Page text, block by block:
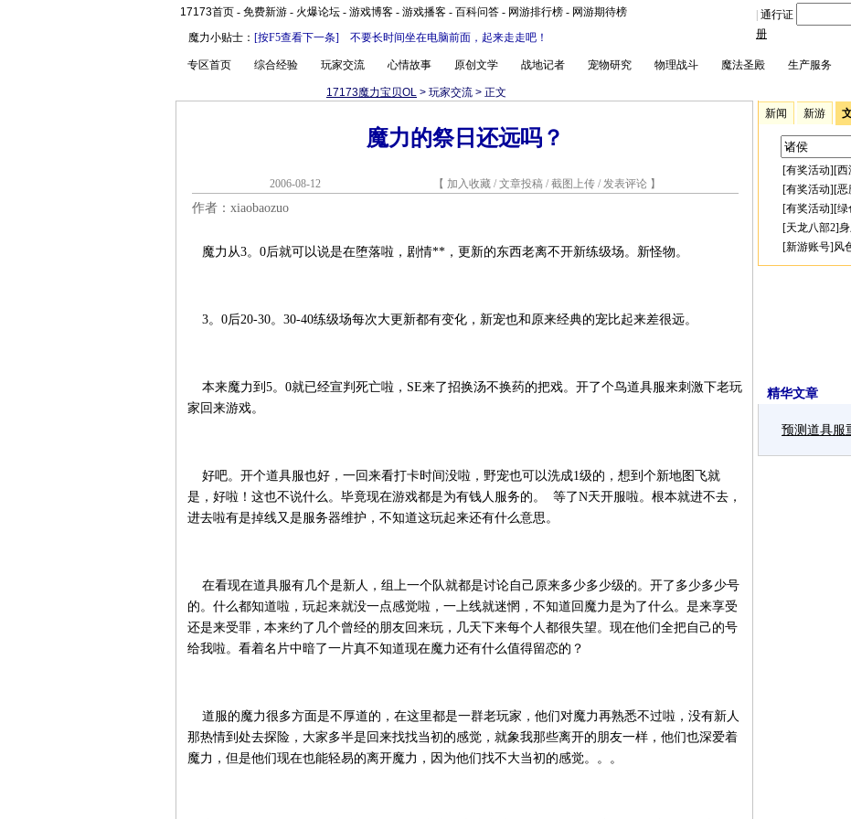
17173首页 - 免费新游 - 火爆论坛 - 游戏博客 - 游戏播客 - 百科问答 - 网游排行榜 - 网游期待榜 通行证
册
魔力小贴士： [按F5查看下一条] 不要长时间坐在电脑前面，起来走走吧！
专区首页 综合经验 玩家交流 心情故事 原创文学 战地记者 宠物研究 物理战斗 魔法圣殿 生产服务
17173魔力宝贝OL > 玩家交流 > 正文
魔力的祭日还远吗？
2006-08-12 【 加入收藏 / 文章投稿 / 截图上传 / 发表评论 】
作者：xiaobaozuo
魔力从3。0后就可以说是在堕落啦，剧情**，更新的东西老离不开新练级场。新怪物。
3。0后20-30。30-40练级场每次大更新都有变化，新宠也和原来经典的宠比起来差很远。
本来魔力到5。0就已经宣判死亡啦，SE来了招换汤不换药的把戏。开了个鸟道具服来刺激下老玩
家回来游戏。
好吧。开个道具服也好，一回来看打卡时间没啦，野宠也可以洗成1级的，想到个新地图飞就
是，好啦！这也不说什么。毕竟现在游戏都是为有钱人服务的。 等了N天开服啦。根本就进不去，
进去啦有是掉线又是服务器维护，不知道这玩起来还有什么意思。
在看现在道具服有几个是新人，组上一个队就都是讨论自己原来多少多少级的。开了多少多少号
的。什么都知道啦，玩起来就没一点感觉啦，一上线就迷惘，不知道回魔力是为了什么。是来享受
还是来受罪，本来约了几个曾经的朋友回来玩，几天下来每个人都很失望。现在他们全把自己的号
给我啦。看着名片中暗了一片真不知道现在魔力还有什么值得留恋的？
道服的魔力很多方面是不厚道的，在这里都是一群老玩家，他们对魔力再熟悉不过啦，没有新人
那热情到处去探险，大家多半是回来找找当初的感觉，就象我那些离开的朋友一样，他们也深爱着
魔力，但是他们现在也能轻易的离开魔力，因为他们找不大当初的感觉。。。
新闻 新游
[有奖活动][西
[有奖活动][恶
[有奖活动][绿
[天龙八部2]
[新游账号]风
精华文章
预测道具服